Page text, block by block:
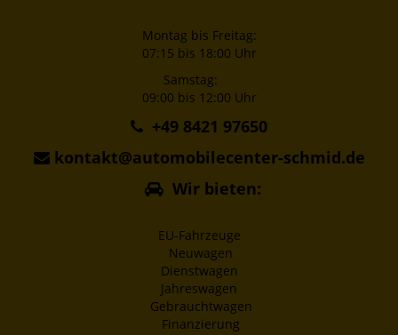
Montag bis Freitag:
07:15 bis 18:00 Uhr
Samstag:
09:00 bis 12:00 Uhr
+49 8421 97650
kontakt@automobilecenter-schmid.de
Wir bieten:
EU-Fahrzeuge
Neuwagen
Dienstwagen
Jahreswagen
Gebrauchtwagen
Finanzierung